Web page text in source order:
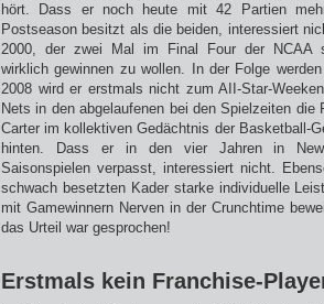
hört. Dass er noch heute mit 42 Partien
Postseason besitzt als die beiden, interessiert
2000, der zwei Mal im Final Four der NCAA
wirklich gewinnen zu wollen. In der Folge
2008 wird er erstmals nicht zum AII-Star-
Nets in den abgelaufenen bei den Spielzeiten
Carter im kollektiven Gedächtnis der Basketball-
hinten. Dass er in den vier Jahren in
Saisonspielen verpasst, interessiert nicht.
schwach besetzten Kader starke individuelle
mit Gamewinnern Nerven in der Crunchtime
das Urteil war gesprochen!
Erstmals kein Franchise-